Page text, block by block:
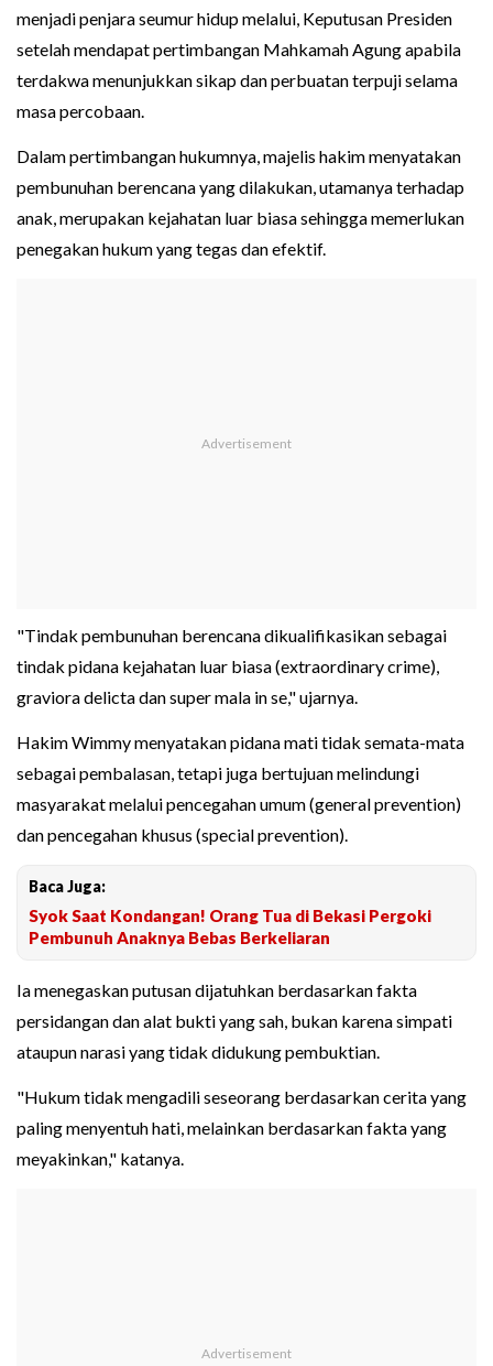
menjadi penjara seumur hidup melalui, Keputusan Presiden
setelah mendapat pertimbangan Mahkamah Agung apabila
terdakwa menunjukkan sikap dan perbuatan terpuji selama
masa percobaan.
Dalam pertimbangan hukumnya, majelis hakim menyatakan
pembunuhan berencana yang dilakukan, utamanya terhadap
anak, merupakan kejahatan luar biasa sehingga memerlukan
penegakan hukum yang tegas dan efektif.
"Tindak pembunuhan berencana dikualifikasikan sebagai
tindak pidana kejahatan luar biasa (extraordinary crime),
graviora delicta dan super mala in se," ujarnya.
Hakim Wimmy menyatakan pidana mati tidak semata-mata
sebagai pembalasan, tetapi juga bertujuan melindungi
masyarakat melalui pencegahan umum (general prevention)
dan pencegahan khusus (special prevention).
Baca Juga:
Syok Saat Kondangan! Orang Tua di Bekasi Pergoki
Pembunuh Anaknya Bebas Berkeliaran
Ia menegaskan putusan dijatuhkan berdasarkan fakta
persidangan dan alat bukti yang sah, bukan karena simpati
ataupun narasi yang tidak didukung pembuktian.
"Hukum tidak mengadili seseorang berdasarkan cerita yang
paling menyentuh hati, melainkan berdasarkan fakta yang
meyakinkan," katanya.